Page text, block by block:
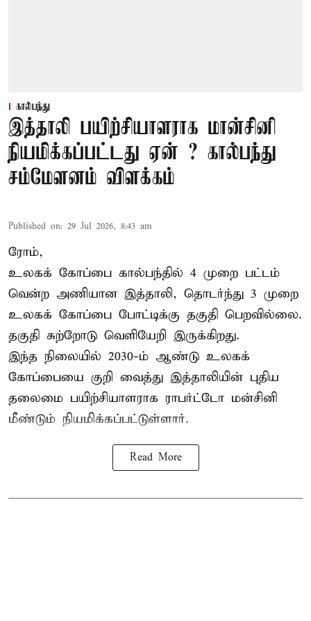
கால்பந்து
இத்தாலி பயிற்சியாளராக மான்சினி
நியமிக்கப்பட்டது ஏன் ? கால்பந்து
சம்மேளனம் விளக்கம்
Published on: 29 Jul 2026, 8:43 am
ரோம்,
உலகக் கோப்பை கால்பந்தில் 4 முறை பட்டம்
வென்ற அணியான இத்தாலி, தொடர்ந்து 3 முறை
உலகக் கோப்பை போட்டிக்கு தகுதி பெறவில்லை.
தகுதி சுற்றோடு வெளியேறி இருக்கிறது.
இந்த நிலையில் 2030-ம் ஆண்டு உலகக்
கோப்பையை குறி வைத்து இத்தாலியின் புதிய
தலைமை பயிற்சியாளராக ராபர்ட்டோ மன்சினி
மீண்டும் நியமிக்கப்பட்டுள்ளார்.
Read More